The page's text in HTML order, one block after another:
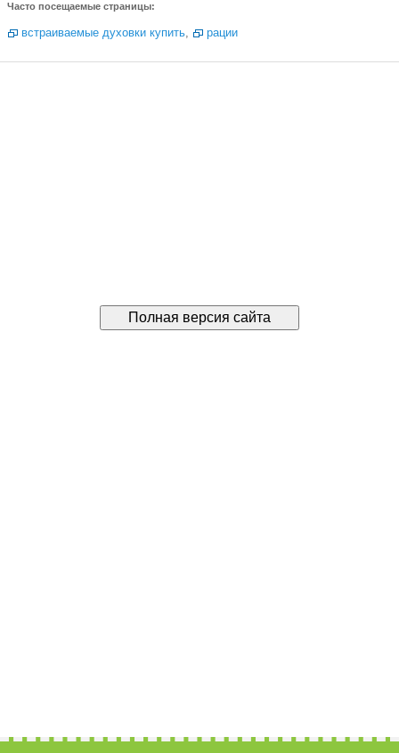
Часто посещаемые страницы:
встраиваемые духовки купить, рации